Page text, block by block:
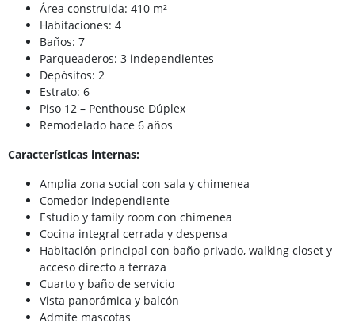
Área construida: 410 m²
Habitaciones: 4
Baños: 7
Parqueaderos: 3 independientes
Depósitos: 2
Estrato: 6
Piso 12 – Penthouse Dúplex
Remodelado hace 6 años
Características internas:
Amplia zona social con sala y chimenea
Comedor independiente
Estudio y family room con chimenea
Cocina integral cerrada y despensa
Habitación principal con baño privado, walking closet y
acceso directo a terraza
Cuarto y baño de servicio
Vista panorámica y balcón
Admite mascotas